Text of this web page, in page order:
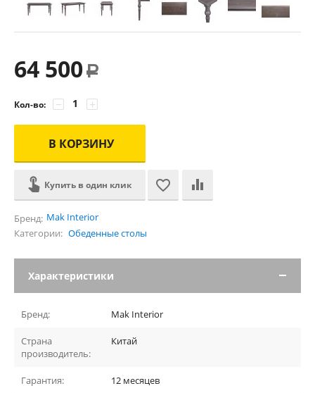
64 500 Р
Кол-во: +
−
В КОРЗИНУ
Купить в один клик
Бренд: Mak Interior
Категории: Обеденные столы
Характеристики
Бренд: Mak Interior
Страна
производитель:
Китай
Гарантия: 12 месяцев